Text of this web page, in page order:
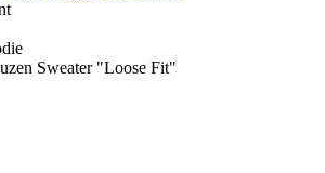
Sweater "Loose Fit"